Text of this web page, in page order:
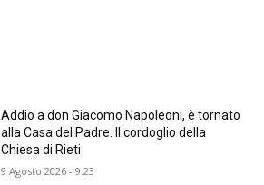
Addio a don Giacomo Napoleoni, è tornato
alla Casa del Padre. Il cordoglio della
Chiesa di Rieti
9 Agosto 2026 - 9:23